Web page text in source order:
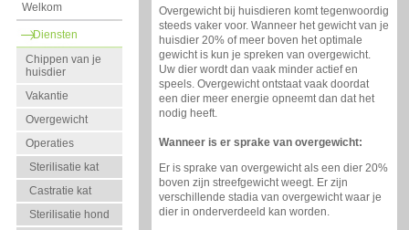
Welkom
Diensten
Chippen van je
huisdier
Vakantie
Overgewicht
Operaties
Sterilisatie kat
Castratie kat
Sterilisatie hond
Overgewicht bij huisdieren komt tegenwoordig
steeds vaker voor. Wanneer het gewicht van je
huisdier 20% of meer boven het optimale
gewicht is kun je spreken van overgewicht.
Uw dier wordt dan vaak minder actief en
speels. Overgewicht ontstaat vaak doordat
een dier meer energie opneemt dan dat het
nodig heeft.
Wanneer is er sprake van overgewicht:
Er is sprake van overgewicht als een dier 20%
boven zijn streefgewicht weegt. Er zijn
verschillende stadia van overgewicht waar je
dier in onderverdeeld kan worden.